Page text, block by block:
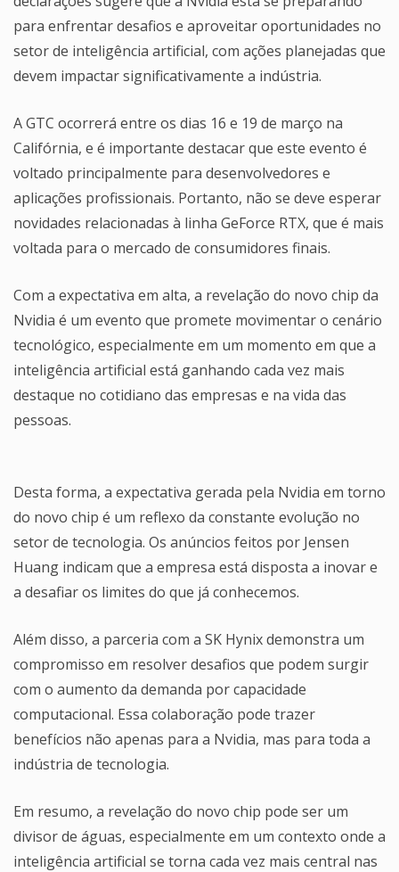
para enfrentar desafios e aproveitar oportunidades no
setor de inteligência artificial, com ações planejadas que
devem impactar significativamente a indústria.
A GTC ocorrerá entre os dias 16 e 19 de março na
Califórnia, e é importante destacar que este evento é
voltado principalmente para desenvolvedores e
aplicações profissionais. Portanto, não se deve esperar
novidades relacionadas à linha GeForce RTX, que é mais
voltada para o mercado de consumidores finais.
Com a expectativa em alta, a revelação do novo chip da
Nvidia é um evento que promete movimentar o cenário
tecnológico, especialmente em um momento em que a
inteligência artificial está ganhando cada vez mais
destaque no cotidiano das empresas e na vida das
pessoas.
Desta forma, a expectativa gerada pela Nvidia em torno
do novo chip é um reflexo da constante evolução no
setor de tecnologia. Os anúncios feitos por Jensen
Huang indicam que a empresa está disposta a inovar e
a desafiar os limites do que já conhecemos.
Além disso, a parceria com a SK Hynix demonstra um
compromisso em resolver desafios que podem surgir
com o aumento da demanda por capacidade
computacional. Essa colaboração pode trazer
benefícios não apenas para a Nvidia, mas para toda a
indústria de tecnologia.
Em resumo, a revelação do novo chip pode ser um
divisor de águas, especialmente em um contexto onde a
inteligência artificial se torna cada vez mais central nas